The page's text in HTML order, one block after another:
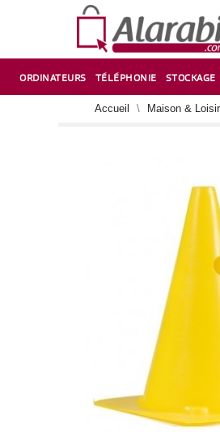
ORDINATEURS TÉLÉPHONIE STOCKAGE
Accueil Maison &